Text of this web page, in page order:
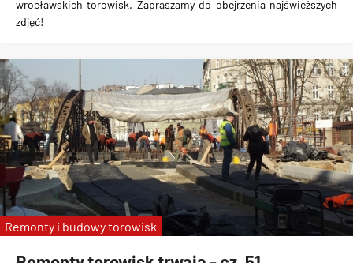
wrocławskich torowisk. Zapraszamy do obejrzenia najświeższych
zdjęć!
Remonty i budowy torowisk